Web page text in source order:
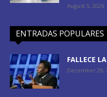
August 5, 2026
ENTRADAS POPULARES
FALLECE
December 29,